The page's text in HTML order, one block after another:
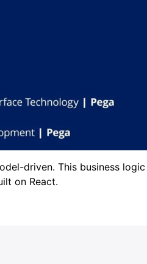
driven. This business
on React.